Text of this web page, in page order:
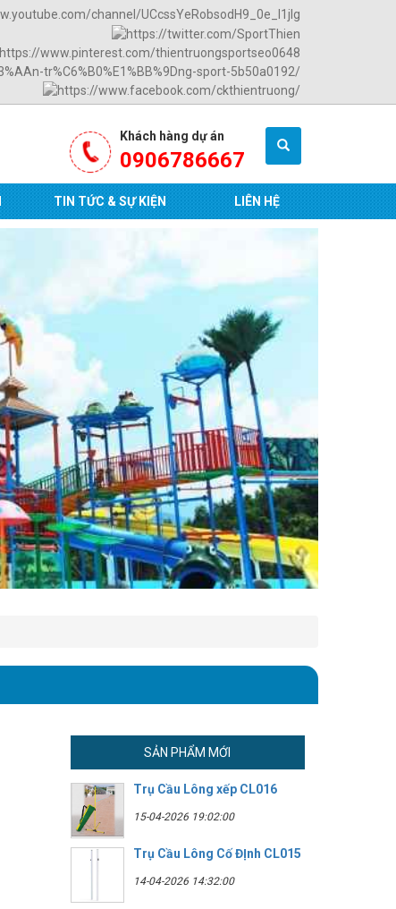
Khách hàng dự án
0906786667
TIN TỨC & SỰ KIỆN LIÊN HỆ
SẢN PHẨM MỚI
Trụ Cầu Lông xếp CL016
15-04-2026 19:02:00
Trụ Cầu Lông Cố ĐỊnh CL015
14-04-2026 14:32:00